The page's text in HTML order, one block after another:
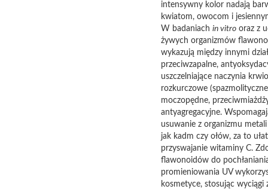
intensywny kolor nadają
kwiatom, owocom i
W badaniach in vitro oraz z
żywych organizmów
wykazują między innymi
przeciwzapalne,
uszczelniające naczynia
rozkurczowe
moczopędne,
antyagregacyjne.
usuwanie z organizmu
jak kadm czy ołów, za to
przyswajanie witaminy C.
flawonoidów do
promieniowania UV
kosmetyce, stosując wyciągi